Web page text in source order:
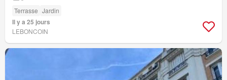
Terrasse Jardin
Il y a 25 jours
LEBONCOIN